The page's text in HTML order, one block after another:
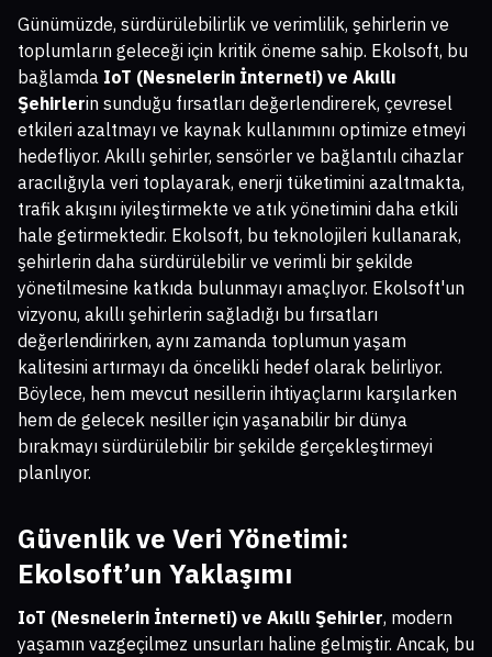
Günümüzde, sürdürülebilirlik ve verimlilik, şehirlerin ve
toplumların geleceği için kritik öneme sahip. Ekolsoft, bu
bağlamda IoT (Nesnelerin İnterneti) ve Akıllı
Şehirlerin sunduğu fırsatları değerlendirerek, çevresel
etkileri azaltmayı ve kaynak kullanımını optimize etmeyi
hedefliyor. Akıllı şehirler, sensörler ve bağlantılı cihazlar
aracılığıyla veri toplayarak, enerji tüketimini azaltmakta,
trafik akışını iyileştirmekte ve atık yönetimini daha etkili
hale getirmektedir. Ekolsoft, bu teknolojileri kullanarak,
şehirlerin daha sürdürülebilir ve verimli bir şekilde
yönetilmesine katkıda bulunmayı amaçlıyor. Ekolsoft'un
vizyonu, akıllı şehirlerin sağladığı bu fırsatları
değerlendirirken, aynı zamanda toplumun yaşam
kalitesini artırmayı da öncelikli hedef olarak belirliyor.
Böylece, hem mevcut nesillerin ihtiyaçlarını karşılarken
hem de gelecek nesiller için yaşanabilir bir dünya
bırakmayı sürdürülebilir bir şekilde gerçekleştirmeyi
planlıyor.
Güvenlik ve Veri Yönetimi:
Ekolsoft’un Yaklaşımı
IoT (Nesnelerin İnterneti) ve Akıllı Şehirler, modern
yaşamın vazgeçilmez unsurları haline gelmiştir. Ancak, bu